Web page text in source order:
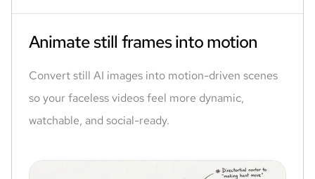
Animate still frames into motion
Convert still AI images into motion-driven scenes
so your faceless videos feel more dynamic,
watchable, and social-ready.